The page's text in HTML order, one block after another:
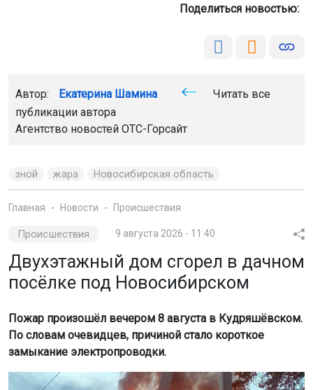
Поделиться новостью:
Автор: Екатерина Шамина
Читать все
публикации автора
Агентство новостей ОТС-Горсайт
зной жара Новосибирская область
Главная Новости Происшествия
Происшествия 9 августа 2026 - 11:40
Двухэтажный дом сгорел в дачном
посёлке под Новосибирском
Пожар произошёл вечером 8 августа в Кудряшёвском.
По словам очевидцев, причиной стало короткое
замыкание электропроводки.